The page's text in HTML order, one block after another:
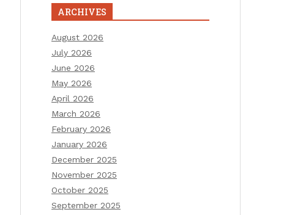
ARCHIVES
August 2026
July 2026
June 2026
May 2026
April 2026
March 2026
February 2026
January 2026
December 2025
November 2025
October 2025
September 2025